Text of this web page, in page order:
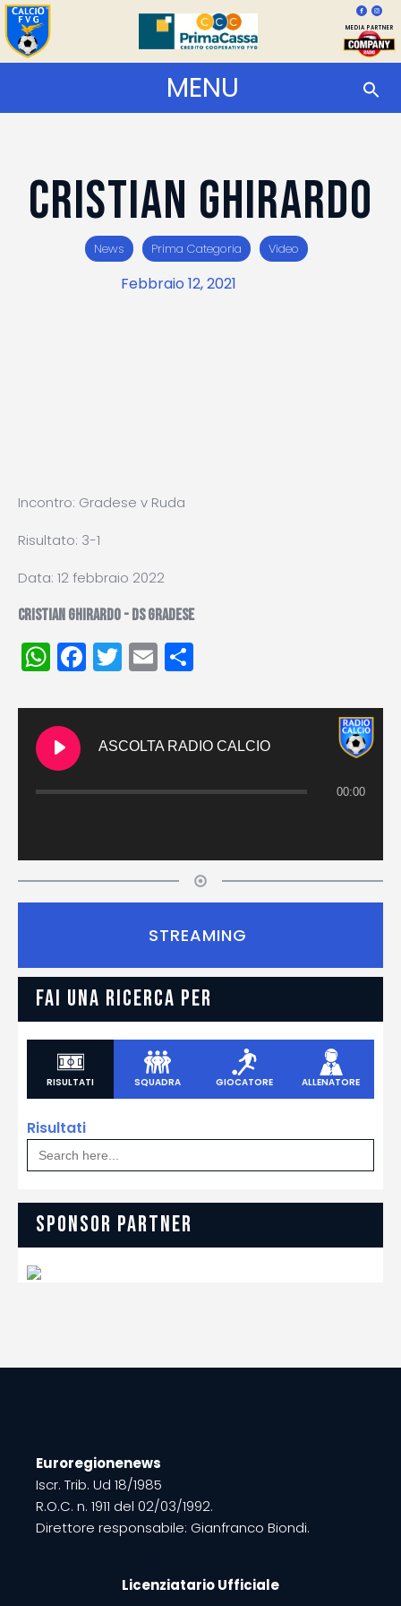
MEDIA PARTNER
MENU
Cristian Ghirardo
News Prima Categoria Video
Febbraio 12, 2021
Incontro: Gradese v Ruda
Risultato: 3-1
Data: 12 febbraio 2022
CRISTIAN GHIRARDO - DS GRADESE
WhatsApp
Facebook
Twitter
Email
ASCOLTA RADIO CALCIO
00:00
STREAMING
FAI UNA RICERCA PER
RISULTATI SQUADRA GIOCATORE ALLENATORE
Risultati
Search
for:
SPONSOR PARTNER
Euroregionenews
Iscr. Trib. Ud 18/1985
R.O.C. n. 1911 del 02/03/1992.
Direttore responsabile: Gianfranco Biondi.
Licenziatario Ufficiale